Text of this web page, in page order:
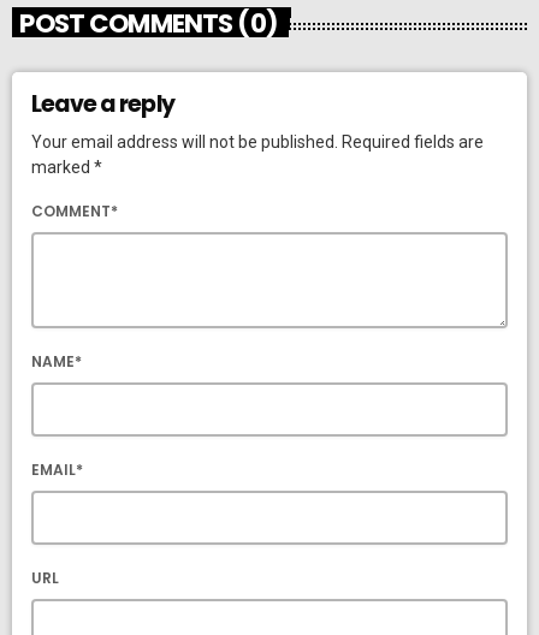
POST COMMENTS (0)
Leave a reply
Your email address will not be published. Required fields are
marked *
COMMENT*
NAME*
EMAIL*
URL